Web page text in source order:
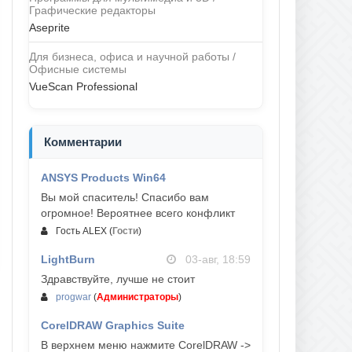
Графические редакторы
Aseprite
Для бизнеса, офиса и научной работы /
Офисные системы
VueScan Professional
Комментарии
ANSYS Products Win64
Вы мой спаситель! Спасибо вам
огромное! Вероятнее всего конфликт
Гость ALEX (Гости)
LightBurn
03-авг, 18:59
Здравствуйте, лучше не стоит
progwar (Администраторы)
CorelDRAW Graphics Suite
03-авг, 18:58
В верхнем меню нажмите CorelDRAW ->